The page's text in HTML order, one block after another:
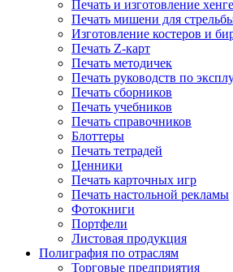
Печать и изготовление
Печать мишени для
Изготовление костеров и
Печать Z-карт
Печать методичек
Печать руководств по
Печать сборников
Печать учебников
Печать справочников
Блоттеры
Печать тетрадей
Ценники
Печать карточных игр
Печать настольной рекламы
Фотокниги
Портфели
Листовая продукция
Полиграфия по отраслям
Торговые предприятия